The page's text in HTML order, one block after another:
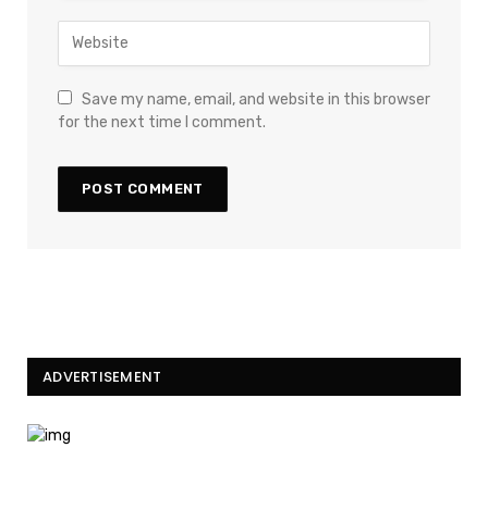
Save my name, email, and website in this browser
for the next time I comment.
ADVERTISEMENT